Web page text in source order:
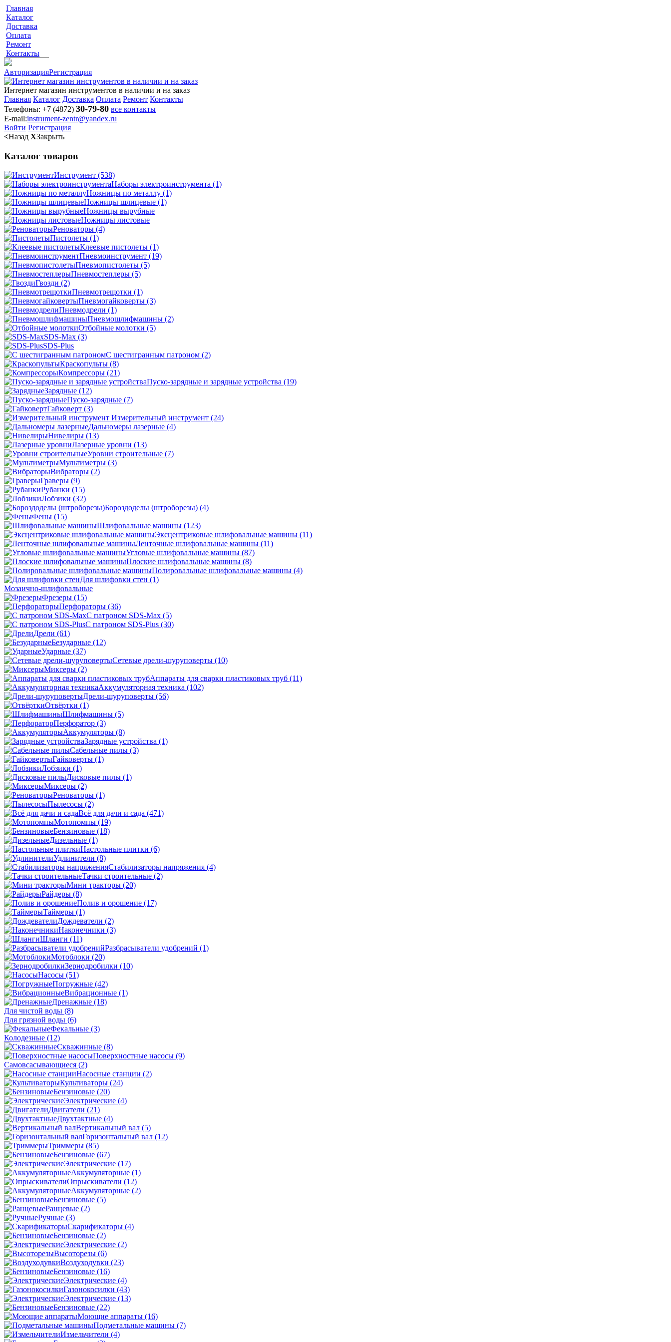
Главная
Каталог
Доставка
Оплата
Ремонт
Контакты
АвторизацияРегистрация
Интернет магазин инструментов в наличии и на заказ
Главная Каталог Доставка Оплата Ремонт Контакты
Телефоны: +7 (4872) 30-79-80 все контакты
E-mail:instrument-zentr@yandex.ru
Войти Регистрация
<Назад XЗакрыть
Каталог товаров
Инструмент (538)
Наборы электроинструмента (1)
Ножницы по металлу (1)
Ножницы шлицевые (1)
Ножницы вырубные
Ножницы листовые
Реноваторы (4)
Пистолеты (1)
Клеевые пистолеты (1)
Пневмоинструмент (19)
Пневмопистолеты (5)
Пневмостеплеры (5)
Гвозди (2)
Пневмотрещотки (1)
Пневмогайковерты (3)
Пневмодрели (1)
Пневмошлифмашины (2)
Отбойные молотки (5)
SDS-Max (3)
SDS-Plus
C шестигранным патроном (2)
Краскопульты (8)
Компрессоры (21)
Пуско-зарядные и зарядные устройства (19)
Зарядные (12)
Пуско-зарядные (7)
Гайковерт (3)
Измерительный инструмент (24)
Дальномеры лазерные (4)
Нивелиры (13)
Лазерные уровни (13)
Уровни строительные (7)
Мультиметры (3)
Вибраторы (2)
Граверы (9)
Рубанки (15)
Лобзики (32)
Бороздоделы (штроборезы) (4)
Фены (15)
Шлифовальные машины (123)
Эксцентриковые шлифовальные машины (11)
Ленточные шлифовальные машины (11)
Угловые шлифовальные машины (87)
Плоские шлифовальные машины (8)
Полировальные шлифовальные машины (4)
Для шлифовки стен (1)
Мозаично-шлифовальные
Фрезеры (15)
Перфораторы (36)
С патроном SDS-Max (5)
С патроном SDS-Plus (30)
Дрели (61)
Безударные (12)
Ударные (37)
Сетевые дрели-шуруповерты (10)
Миксеры (2)
Аппараты для сварки пластиковых труб (11)
Аккумуляторная техника (102)
Дрели-шуруповерты (56)
Отвёртки (1)
Шлифмашины (5)
Перфоратор (3)
Аккумуляторы (8)
Зарядные устройства (1)
Сабельные пилы (3)
Гайковерты (1)
Лобзики (1)
Дисковые пилы (1)
Миксеры (2)
Реноваторы (1)
Пылесосы (2)
Всё для дачи и сада (471)
Мотопомпы (19)
Бензиновые (18)
Дизельные (1)
Настольные плитки (6)
Удлинители (8)
Стабилизаторы напряжения (4)
Тачки строительные (2)
Мини тракторы (20)
Райдеры (8)
Полив и орошение (17)
Таймеры (1)
Дождеватели (2)
Наконечники (3)
Шланги (11)
Разбрасыватели удобрений (1)
Мотоблоки (20)
Зернодробилки (10)
Насосы (51)
Погружные (42)
Вибрационные (1)
Дренажные (18)
Для чистой воды (8)
Для грязной воды (6)
Фекальные (3)
Колодезные (12)
Скважинные (8)
Поверхностные насосы (9)
Самовсасывающиеся (2)
Насосные станции (2)
Культиваторы (24)
Бензиновые (20)
Электрические (4)
Двигатели (21)
Двухтактные (4)
Вертикальный вал (5)
Горизонтальный вал (12)
Триммеры (85)
Бензиновые (67)
Электрические (17)
Аккумуляторные (1)
Опрыскиватели (12)
Аккумуляторные (2)
Бензиновые (5)
Ранцевые (2)
Ручные (3)
Скарификаторы (4)
Бензиновые (2)
Электрические (2)
Высоторезы (6)
Воздуходувки (23)
Бензиновые (16)
Электрические (4)
Газонокосилки (43)
Электрические (13)
Бензиновые (22)
Моющие аппараты (16)
Подметальные машины (7)
Измельчители (4)